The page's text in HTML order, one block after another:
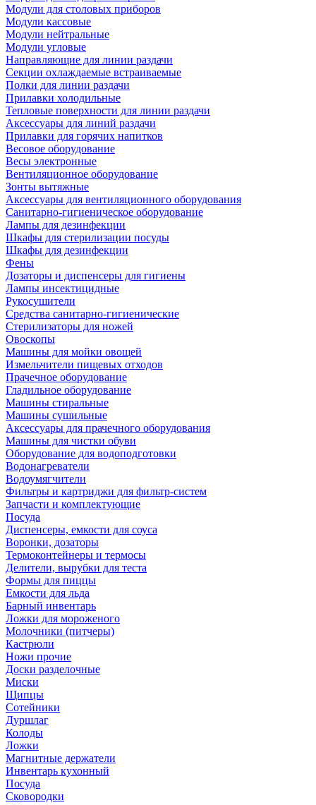
Модули для столовых приборов
Модули кассовые
Модули нейтральные
Модули угловые
Направляющие для линии раздачи
Секции охлаждаемые встраиваемые
Полки для линии раздачи
Прилавки холодильные
Тепловые поверхности для линии раздачи
Аксессуары для линий раздачи
Прилавки для горячих напитков
Весовое оборудование
Весы электронные
Вентиляционное оборудование
Зонты вытяжные
Аксессуары для вентиляционного оборудования
Санитарно-гигиеническое оборудование
Лампы для дезинфекции
Шкафы для стерилизации посуды
Шкафы для дезинфекции
Фены
Дозаторы и диспенсеры для гигиены
Лампы инсектицидные
Рукосушители
Средства санитарно-гигиенические
Стерилизаторы для ножей
Овоскопы
Машины для мойки овощей
Измельчители пищевых отходов
Прачечное оборудование
Гладильное оборудование
Машины стиральные
Машины сушильные
Аксессуары для прачечного оборудования
Машины для чистки обуви
Оборудование для водоподготовки
Водонагреватели
Водоумягчители
Фильтры и картриджи для фильтр-систем
Запчасти и комплектующие
Посуда
Диспенсеры, емкости для соуса
Воронки, дозаторы
Термоконтейнеры и термосы
Делители, вырубки для теста
Формы для пиццы
Емкости для льда
Барный инвентарь
Ложки для мороженого
Молочники (питчеры)
Кастрюли
Ножи прочие
Доски разделочные
Миски
Щипцы
Сотейники
Дуршлаг
Колоды
Ложки
Магнитные держатели
Инвентарь кухонный
Посуда
Сковородки